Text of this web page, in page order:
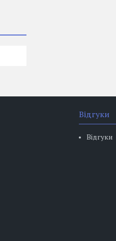
Відгуки
Відгуки